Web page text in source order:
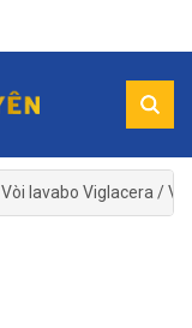
Vòi lavabo Viglacera /